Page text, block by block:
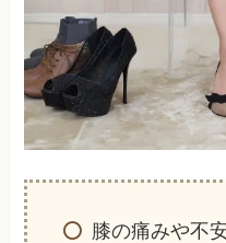
膝の痛みや不